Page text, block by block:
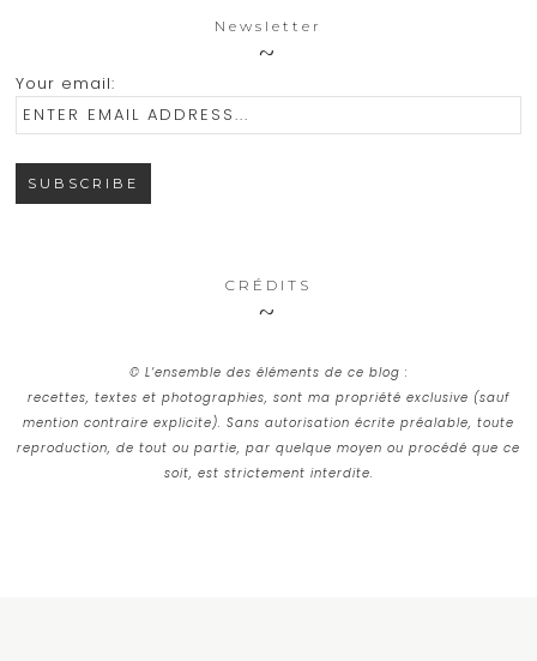
Newsletter
Your email:
CRÉDITS
© L’ensemble des éléments de ce blog :
recettes, textes et photographies, sont ma propriété exclusive (sauf
mention contraire explicite). Sans autorisation écrite préalable, toute
reproduction, de tout ou partie, par quelque moyen ou procédé que ce
soit, est strictement interdite.